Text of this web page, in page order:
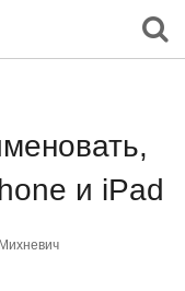
и iPad